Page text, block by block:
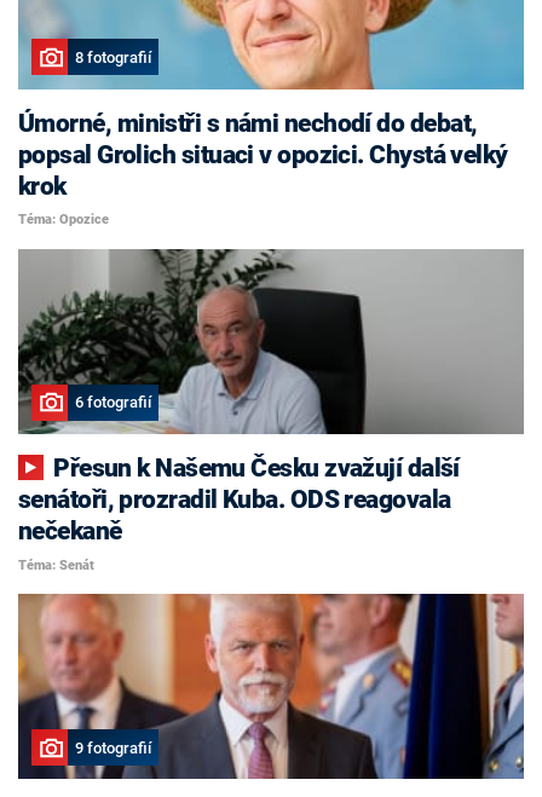
8 fotografií
Úmorné, ministři s námi nechodí do debat,
popsal Grolich situaci v opozici. Chystá velký
krok
Téma: Opozice
6 fotografií
senátoři, prozradil Kuba. ODS reagovala
nečekaně
Téma: Senát
9 fotografií